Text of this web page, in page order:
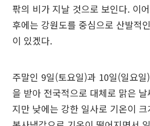
팎의 비가 지날 것으로 보인다. 이
후에는 강원도를 중심으로 산발적
이 있겠다.
주말인 9일(토요일)과 10일(일요
을 받아 전국적으로 대체로 맑은
지만 낮에는 강한 일사로 기온이